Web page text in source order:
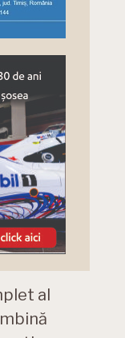
al